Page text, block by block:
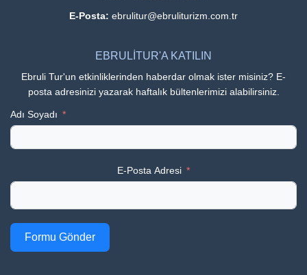
E-Posta: ebrulitur@ebruliturizm.com.tr
EBRULİTUR'A KATILIN
Ebruli Tur'un etkinliklerinden haberdar olmak ister misiniz? E-
posta adresinizi yazarak haftalık bültenlerimizi alabilirsiniz.
Adı Soyadı
E-Posta Adresi
Formu Gönder